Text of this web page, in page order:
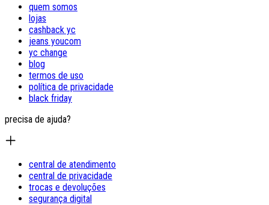
quem somos
lojas
cashback yc
jeans youcom
yc change
blog
termos de uso
política de privacidade
black friday
precisa de ajuda?
central de atendimento
central de privacidade
trocas e devoluções
segurança digital